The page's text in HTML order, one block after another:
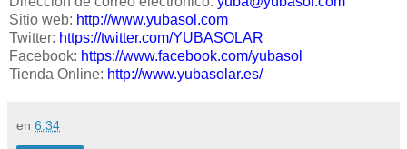
Sitio web: http://www.yubasol.com
Twitter: https://twitter.com/YUBASOLAR
Facebook: https://www.facebook.com/yubasol
Tienda Online: http://www.yubasolar.es/
en 6:34